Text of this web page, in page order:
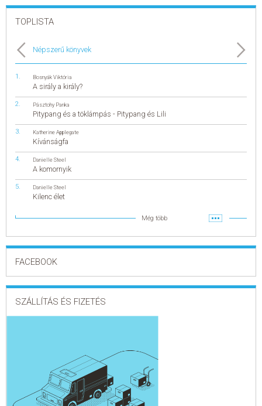
TOPLISTA
Népszerű könyvek
Bosnyák Viktória
A sirály a király?
Pásztohy Panka
Pitypang és a töklámpás - Pitypang és Lili
Katherine Applegate
Kívánságfa
Danielle Steel
A komornyik
Danielle Steel
Kilenc élet
Még több
FACEBOOK
SZÁLLÍTÁS ÉS FIZETÉS